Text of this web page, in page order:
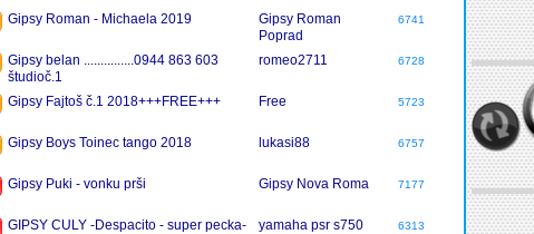
Gipsy Roman - Michaela 2019
Gipsy Roman
Poprad
6741
Gipsy belan ...............0944 863 603
študioč.1
romeo2711 6728
Gipsy Fajtoš č.1 2018+++FREE+++ Free 5723
Gipsy Boys Toinec tango 2018 lukasi88 6757
Gipsy Puki - vonku prši Gipsy Nova Roma 7177
GIPSY CULY -Despacito - super pecka-
yamaha psr s750 6313